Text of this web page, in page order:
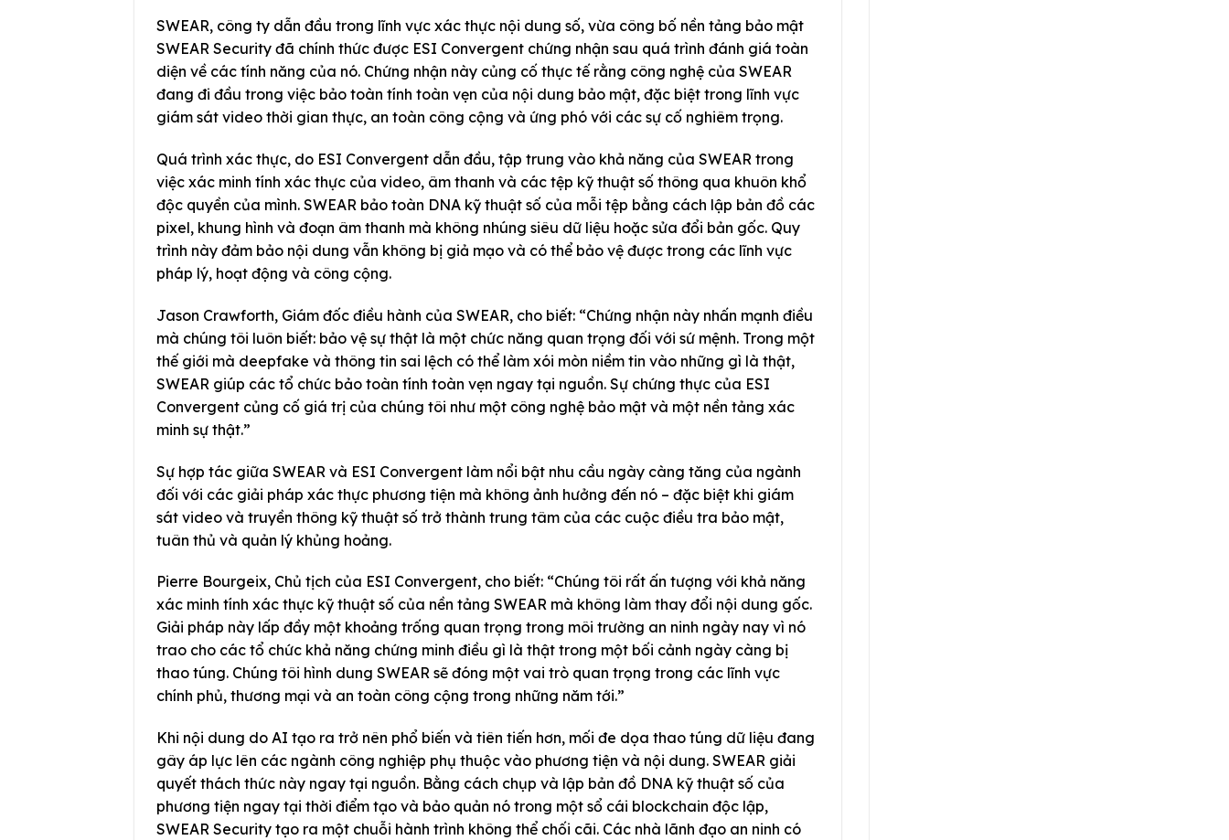
SWEAR, công ty dẫn đầu trong lĩnh vực xác thực nội dung số, vừa công bố nền tảng bảo mật
SWEAR Security đã chính thức được ESI Convergent chứng nhận sau quá trình đánh giá toàn
diện về các tính năng của nó. Chứng nhận này củng cố thực tế rằng công nghệ của SWEAR
đang đi đầu trong việc bảo toàn tính toàn vẹn của nội dung bảo mật, đặc biệt trong lĩnh vực
giám sát video thời gian thực, an toàn công cộng và ứng phó với các sự cố nghiêm trọng.
Quá trình xác thực, do ESI Convergent dẫn đầu, tập trung vào khả năng của SWEAR trong
việc xác minh tính xác thực của video, âm thanh và các tệp kỹ thuật số thông qua khuôn khổ
độc quyền của mình. SWEAR bảo toàn DNA kỹ thuật số của mỗi tệp bằng cách lập bản đồ các
pixel, khung hình và đoạn âm thanh mà không nhúng siêu dữ liệu hoặc sửa đổi bản gốc. Quy
trình này đảm bảo nội dung vẫn không bị giả mạo và có thể bảo vệ được trong các lĩnh vực
pháp lý, hoạt động và công cộng.
Jason Crawforth, Giám đốc điều hành của SWEAR, cho biết: “Chứng nhận này nhấn mạnh điều
mà chúng tôi luôn biết: bảo vệ sự thật là một chức năng quan trọng đối với sứ mệnh. Trong một
thế giới mà deepfake và thông tin sai lệch có thể làm xói mòn niềm tin vào những gì là thật,
SWEAR giúp các tổ chức bảo toàn tính toàn vẹn ngay tại nguồn. Sự chứng thực của ESI
Convergent củng cố giá trị của chúng tôi như một công nghệ bảo mật và một nền tảng xác
minh sự thật.”
Sự hợp tác giữa SWEAR và ESI Convergent làm nổi bật nhu cầu ngày càng tăng của ngành
đối với các giải pháp xác thực phương tiện mà không ảnh hưởng đến nó – đặc biệt khi giám
sát video và truyền thông kỹ thuật số trở thành trung tâm của các cuộc điều tra bảo mật,
tuân thủ và quản lý khủng hoảng.
Pierre Bourgeix, Chủ tịch của ESI Convergent, cho biết: “Chúng tôi rất ấn tượng với khả năng
xác minh tính xác thực kỹ thuật số của nền tảng SWEAR mà không làm thay đổi nội dung gốc.
Giải pháp này lấp đầy một khoảng trống quan trọng trong môi trường an ninh ngày nay vì nó
trao cho các tổ chức khả năng chứng minh điều gì là thật trong một bối cảnh ngày càng bị
thao túng. Chúng tôi hình dung SWEAR sẽ đóng một vai trò quan trọng trong các lĩnh vực
chính phủ, thương mại và an toàn công cộng trong những năm tới.”
Khi nội dung do AI tạo ra trở nên phổ biến và tiên tiến hơn, mối đe dọa thao túng dữ liệu đang
gây áp lực lên các ngành công nghiệp phụ thuộc vào phương tiện và nội dung. SWEAR giải
quyết thách thức này ngay tại nguồn. Bằng cách chụp và lập bản đồ DNA kỹ thuật số của
phương tiện ngay tại thời điểm tạo và bảo quản nó trong một sổ cái blockchain độc lập,
SWEAR Security tạo ra một chuỗi hành trình không thể chối cãi. Các nhà lãnh đạo an ninh có